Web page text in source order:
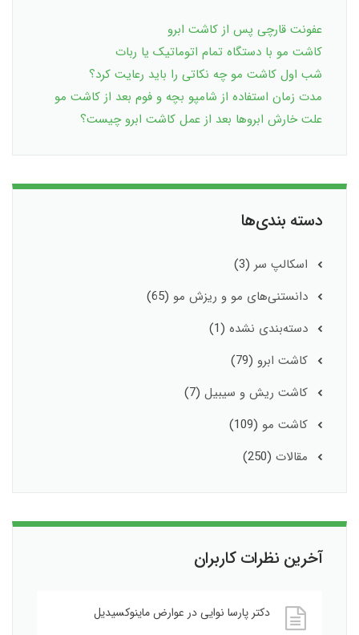
عفونت قارچی پس از کاشت ابرو
کاشت مو با دستگاه تمام اتوماتیک یا ربات
شب اول کاشت مو چه نکاتی را باید رعایت کرد؟
مدت زمان استفاده از شامپو بچه و فوم بعد از کاشت مو
علت خارش ابروها بعد از عمل کاشت ابرو چیست؟
دسته بندی‌ها
اسکالپ سر (3)
دانستنی‌های مو و ریزش مو (65)
دسته‌بندی نشده (1)
کاشت ابرو (79)
کاشت ریش و سیبیل (7)
کاشت مو (109)
مقالات (250)
آخرین نظرات کاربران
دکتر پارسا نواییدر عوارض ماینوکسیدیل